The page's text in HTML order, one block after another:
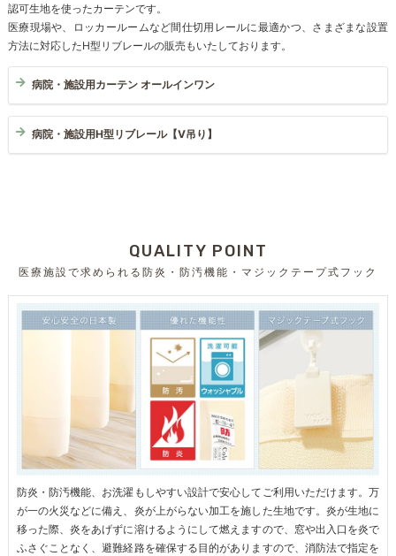
認可生地を使ったカーテンです。
医療現場や、ロッカールームなど間仕切用レールに最適かつ、さまざまな設置
方法に対応したH型リブレールの販売もいたしております。
病院・施設用カーテン オールインワン
病院・施設用H型リブレール【V吊り】
QUALITY POINT
医療施設で求められる防炎・防汚機能・マジックテープ式フック
防炎・防汚機能、お洗濯もしやすい設計で安心してご利用いただけます。万
が一の火災などに備え、炎が上がらない加工を施した生地です。炎が生地に
移った際、炎をあげずに溶けるようにして燃えますので、窓や出入口を炎で
ふさぐことなく、避難経路を確保する目的がありますので、消防法で指定を